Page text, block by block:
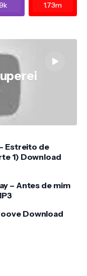
1.73m
Estreito de
1) Download
– Antes de mim
Download